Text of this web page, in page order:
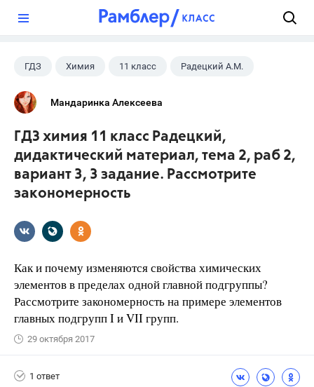
ГДЗ Химия 11 класс Радецкий А.М.
Мандаринка Алексеева
ГДЗ химия 11 класс Радецкий,
дидактический материал, тема 2, раб 2,
вариант 3, 3 задание. Рассмотрите
закономерность
Как и почему изменяются свойства химических
элементов в пределах одной главной подгруппы?
Рассмотрите закономерность на примере элементов
главных подгрупп I и VII групп.
29 октября 2017
1 ответ